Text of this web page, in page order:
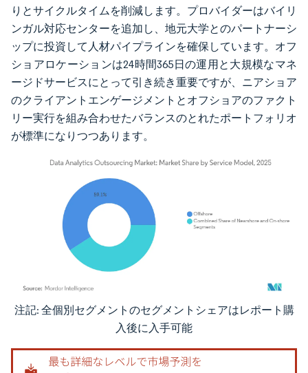
りとサイクルタイムを削減します。プロバイダーはバイリ
ンガル対応センターを追加し、地元大学とのパートナーシ
ップに投資して人材パイプラインを確保しています。オフ
ショアロケーションは24時間365日の運用と大規模なマネ
ージドサービスにとって引き続き重要ですが、ニアショア
のクライアントエンゲージメントとオフショアのファクト
リー実行を組み合わせたバランスのとれたポートフォリオ
が標準になりつつあります。
画像 © Mordor Intelligence。再利用にはCC BY 4.0の表示が必要です。
注記: 全個別セグメントのセグメントシェアはレポート購
入後に入手可能